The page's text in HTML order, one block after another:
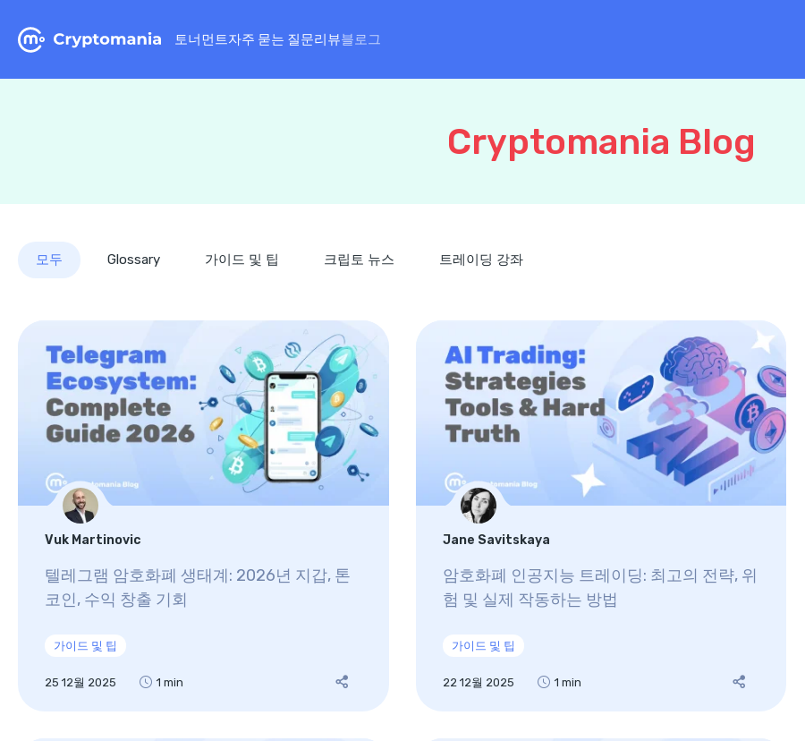
토너먼트자주 묻는 질문리뷰블로그
Cryptomania Blog
모두 Glossary 가이드 및 팁 크립토 뉴스 트레이딩 강좌
Vuk Martinovic
텔레그램 암호화폐 생태계: 2026년 지갑, 톤
코인, 수익 창출 기회
가이드 및 팁
25 12월 2025 1 min
Jane Savitskaya
암호화폐 인공지능 트레이딩: 최고의 전략, 위
험 및 실제 작동하는 방법
가이드 및 팁
22 12월 2025 1 min